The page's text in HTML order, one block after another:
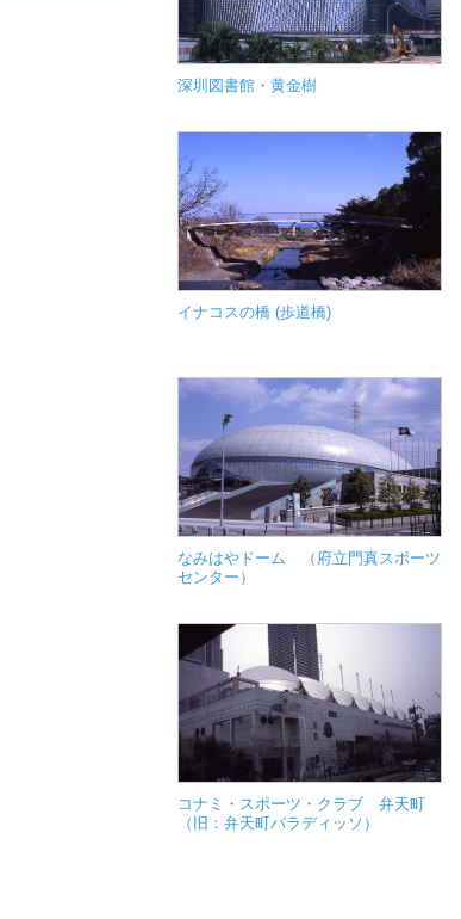
深圳図書館・黄金樹
イナコスの橋 (歩道橋)
なみはやドーム （府立門真スポーツ
センター）
コナミ・スポーツ・クラブ 弁天町
（旧：弁天町パラディッソ）